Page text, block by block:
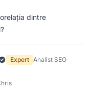
dintre
Expert Analist SEO·